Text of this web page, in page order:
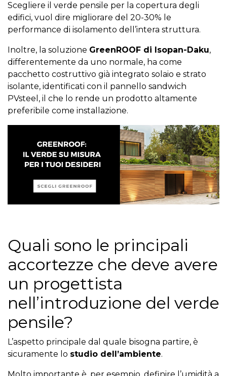
Scegliere il verde pensile per la copertura degli
edifici, vuol dire migliorare del 20-30% le
performance di isolamento dell’intera struttura.
Inoltre, la soluzione GreenROOF di Isopan-Daku,
differentemente da uno normale, ha come
pacchetto costruttivo già integrato solaio e strato
isolante, identificati con il pannello sandwich
PVsteel, il che lo rende un prodotto altamente
preferibile come installazione.
Quali sono le principali
accortezze che deve avere
un progettista
nell’introduzione del verde
pensile?
L’aspetto principale dal quale bisogna partire, è
sicuramente lo studio dell’ambiente.